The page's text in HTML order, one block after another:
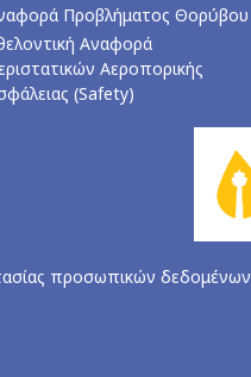
Προβλήματος Θορύβου
Αναφορά
Αεροπορικής
(Safety)
προσωπικών δεδομένων